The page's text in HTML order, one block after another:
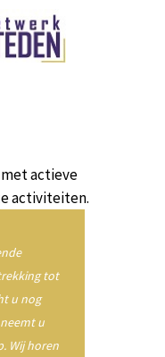
actieve
activiteiten.
tot
u nog
u
Wij horen